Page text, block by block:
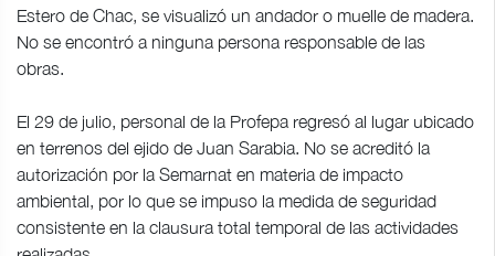
Estero de Chac, se visualizó un andador o muelle de madera.
No se encontró a ninguna persona responsable de las
obras.
El 29 de julio, personal de la Profepa regresó al lugar ubicado
en terrenos del ejido de Juan Sarabia. No se acreditó la
autorización por la Semarnat en materia de impacto
ambiental, por lo que se impuso la medida de seguridad
consistente en la clausura total temporal de las actividades